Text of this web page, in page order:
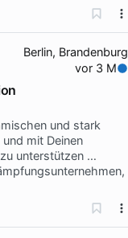
Berlin, Brandenburg
vor 3 M
und stark
mit Deinen
unterstützen …